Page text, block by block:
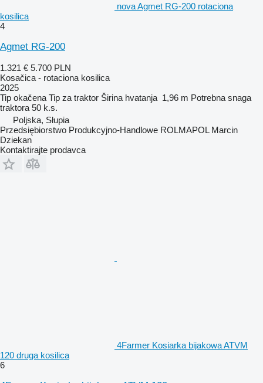
nova Agmet RG-200 rotaciona
kosilica
4
Agmet RG-200
1.321 € 5.700 PLN
Kosačica - rotaciona kosilica
2025
Tip okačena Tip za traktor Širina hvatanja 1,96 m Potrebna snaga
traktora 50 k.s.
Poljska, Słupia
Przedsiębiorstwo Produkcyjno-Handlowe ROLMAPOL Marcin
Dziekan
Kontaktirajte prodavca
4Farmer Kosiarka bijakowa ATVM
120 druga kosilica
6